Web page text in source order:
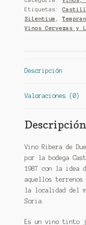
(D.
O.
cantidad
Etiquetas:
Silentium ,
Vinos Cervezas y
Descripción
Valoraciones (0)
Descripción
Vino Ribera de
por la bodega
1987 con la idea
aquellos terrenos
la localidad del
Soria.
Es un vino tinto